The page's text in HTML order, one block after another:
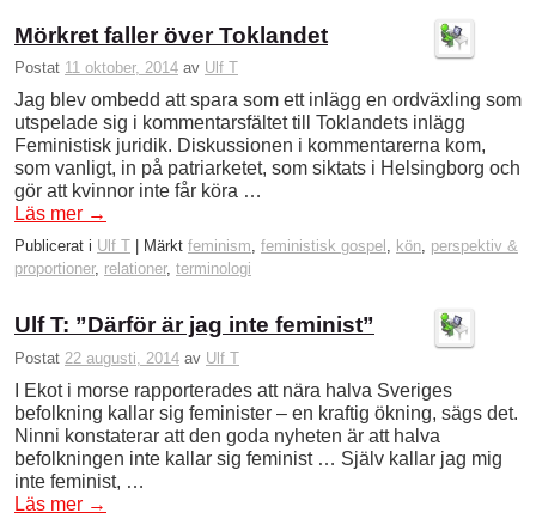
Mörkret faller över Toklandet
Postat 11 oktober, 2014 av Ulf T
Jag blev ombedd att spara som ett inlägg en ordväxling som
utspelade sig i kommentarsfältet till Toklandets inlägg
Feministisk juridik. Diskussionen i kommentarerna kom,
som vanligt, in på patriarketet, som siktats i Helsingborg och
gör att kvinnor inte får köra …
Läs mer →
Publicerat i Ulf T Märkt feminism, feministisk gospel , kön, perspektiv &
proportioner, relationer, terminologi
Ulf T: ”Därför är jag inte feminist”
Postat 22 augusti, 2014 av Ulf T
I Ekot i morse rapporterades att nära halva Sveriges
befolkning kallar sig feminister – en kraftig ökning, sägs det.
Ninni konstaterar att den goda nyheten är att halva
befolkningen inte kallar sig feminist … Själv kallar jag mig
inte feminist, …
Läs mer →